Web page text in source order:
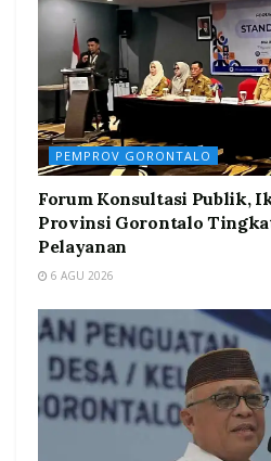
PEMPROV GORONTALO
Forum Konsultasi Publik,
Provinsi Gorontalo
Pelayanan
6 AGU 2026